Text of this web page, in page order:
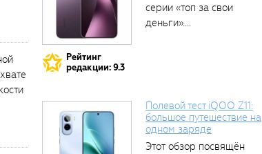
Рейтинг
редакции: 9.3
серии «топ за свои
деньги»....
Полевой тест iQOO Z11:
большое путешествие на
одном заряде
Этот обзор посвящён